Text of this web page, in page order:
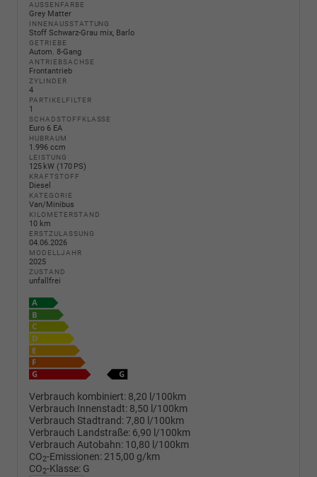
AUSSENFARBE
Grey Matter
INNENAUSSTATTUNG
Stoff Schwarz-Grau mix, Barlo
GETRIEBE
Autom. 8-Gang
ANTRIEBSACHSE
Frontantrieb
ZYLINDER
4
PARTIKELFILTER
1
SCHADSTOFFKLASSE
Euro 6 EA
HUBRAUM
1.996 ccm
LEISTUNG
125 kW (170 PS)
KRAFTSTOFF
Diesel
KATEGORIE
Van/Minibus
KILOMETERSTAND
10 km
ERSTZULASSUNG
04.06.2026
MODELLJAHR
2025
ZUSTAND
unfallfrei
Verbrauch kombiniert: 8,20 l/100km
Verbrauch Innenstadt: 8,50 l/100km
Verbrauch Stadtrand:7,80 l/100km
Verbrauch Landstraße: 6,90 l/100km
Verbrauch Autobahn: 10,80 l/100km
CO2-Emissionen: 215,00 g/km
CO2-Klasse: G